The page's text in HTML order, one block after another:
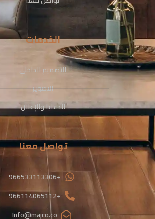
الخدمات
التصميم الداخلي
التصوير
الدعايا والإعلان
تواصل معنا
+966533113306
+966114065112
Info@majco.co